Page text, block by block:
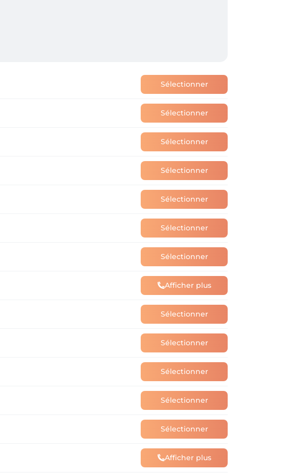
Sélectionner
Sélectionner
Sélectionner
Sélectionner
Sélectionner
Sélectionner
Sélectionner
Afficher plus
Sélectionner
Sélectionner
Sélectionner
Sélectionner
Sélectionner
Afficher plus